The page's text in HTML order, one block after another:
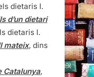
dietaris I.
d’un dietari
dietaris I.
mateix, dins
Catalunya,